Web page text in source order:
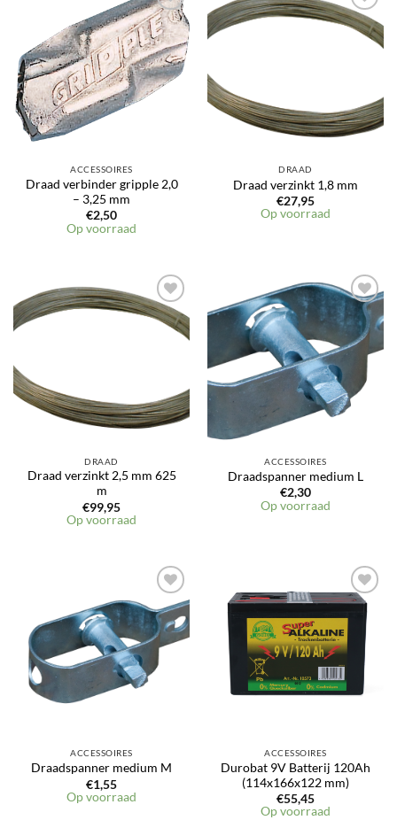
ACCESSOIRES
Draad verbinder gripple 2,0
– 3,25 mm
€2,50
Op voorraad
DRAAD
Draad verzinkt 1,8 mm
€27,95
Op voorraad
DRAAD
Draad verzinkt 2,5 mm 625
m
€99,95
Op voorraad
ACCESSOIRES
Draadspanner medium L
€2,30
Op voorraad
ACCESSOIRES
Draadspanner medium M
€1,55
Op voorraad
ACCESSOIRES
Durobat 9V Batterij 120Ah
(114x166x122 mm)
€55,45
Op voorraad